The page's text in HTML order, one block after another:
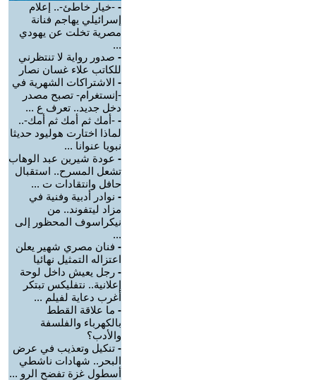
- -خيار خاطئ-.. إعلام
إسرائيلي يهاجم فنانة
مصرية تخلت عن يهودي
...
- صدور رواية لا تنتظرني
للكاتب علاء غسان نصار
- الاشتراكات الشهرية في
-إنستغرام- تصبح مصدر
دخل جديد.. تعرف ع ...
- -أمك ثم أمك ثم أمك-..
لماذا اختارت هوليود حديثا
نبويا عنوانا ...
- عودة شيرين عبد الوهاب
تشعل المسرح.. استقبال
حافل وانتقادات ت ...
- نوادر أدبية وفنية في
مزاد ليتفوند.. من
نيكراسوف المحظور إلى
...
- فنان مصري شهير يعلن
اعتزاله التمثيل نهائيا
- رجل يعيش داخل لوحة
إعلانية.. نتفليكس تبتكر
أغرب دعاية لفيلم ...
- ما علاقة القطط
بالكهرباء والفلسفة
والأدب؟
- تنكيل وتعذيب في عرض
البحر.. شهادات ناشطي
أسطول غزة تفضح الرو ...